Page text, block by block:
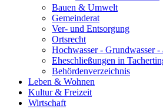
Bauen & Umwelt
Gemeinderat
Ver- und Entsorgung
Ortsrecht
Hochwasser - Grundwasser
Eheschließungen in
Behördenverzeichnis
Leben & Wohnen
Kultur & Freizeit
Wirtschaft